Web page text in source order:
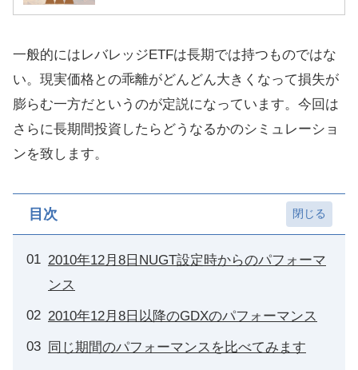
一般的にはレバレッジETFは長期では持つものではな
い。現実価格との乖離がどんどん大きくなって損失が
膨らむ一方だというのが定説になっています。今回は
さらに長期間投資したらどうなるかのシミュレーショ
ンを致します。
目次
2010年12月8日NUGT設定時からのパフォーマ
ンス
2010年12月8日以降のGDXのパフォーマンス
同じ期間のパフォーマンスを比べてみます